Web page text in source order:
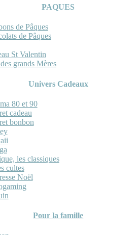
PAQUES
de Pâques
de Pâques
St Valentin
grands Mères
Univers Cadeaux
80 et 90
cadeau
bonbon
les classiques
cultes
Noël
Pour la famille